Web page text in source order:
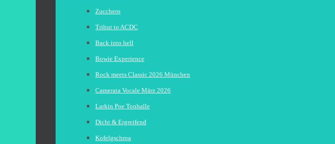
Zucchero
Tribut to ACDC
Back into hell
Bowie Experience
Rock meets Classic 2026 München
Camerata Vocale März 2026
Larkin Poe Tonhalle
Dicht & Ergreifend
Kofelgschroa